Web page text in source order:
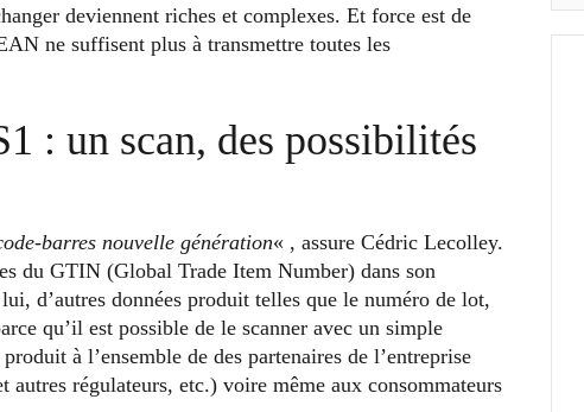
deviennent riches et complexes. Et force est de
ne suffisent plus à transmettre toutes les
: un scan, des possibilités
barres nouvelle génération« , assure Cédric Lecolley.
du GTIN (Global Trade Item Number) dans son
d’autres données produit telles que le numéro de lot,
qu’il est possible de le scanner avec un simple
à l’ensemble de des partenaires de l’entreprise
régulateurs, etc.) voire même aux consommateurs